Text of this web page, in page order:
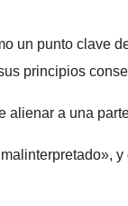
un punto clave
principios
a una